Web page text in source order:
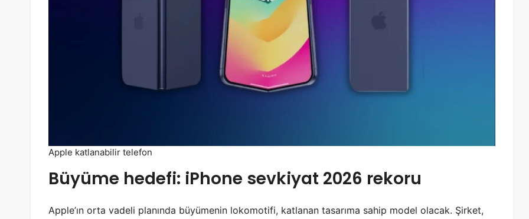
Apple katlanabilir telefon
Büyüme hedefi: iPhone sevkiyat 2026 rekoru
Apple’ın orta vadeli planında büyümenin lokomotifi, katlanan tasarıma sahip model olacak. Şirket,